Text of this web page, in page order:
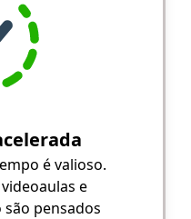
é valioso.
e
pensados